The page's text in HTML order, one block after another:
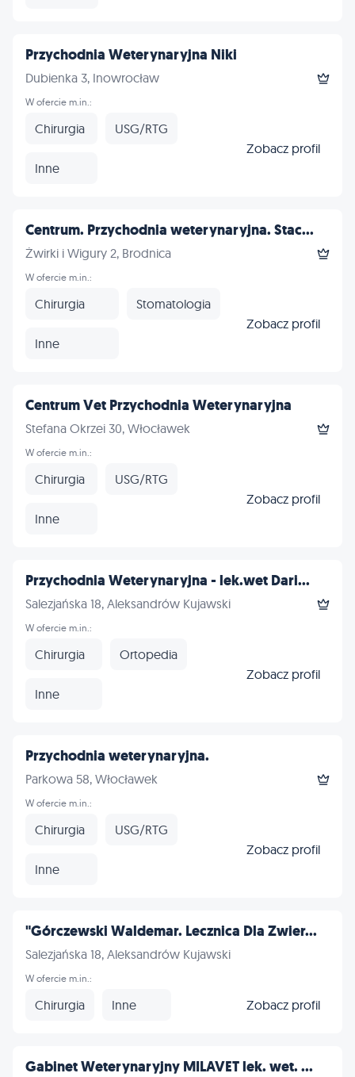
Przychodnia Weterynaryjna Niki
Dubienka 3, Inowrocław
W ofercie m.in.:
Chirurgia USG/RTG
Inne
Zobacz profil
Centrum. Przychodnia weterynaryjna. Stac...
Żwirki i Wigury 2, Brodnica
W ofercie m.in.:
Chirurgia Stomatologia
Inne
Zobacz profil
Centrum Vet Przychodnia Weterynaryjna
Stefana Okrzei 30, Włocławek
W ofercie m.in.:
Chirurgia USG/RTG
Inne
Zobacz profil
Przychodnia Weterynaryjna - lek.wet Dari...
Salezjańska 18, Aleksandrów Kujawski
W ofercie m.in.:
Chirurgia Ortopedia
Inne
Zobacz profil
Przychodnia weterynaryjna.
Parkowa 58, Włocławek
W ofercie m.in.:
Chirurgia USG/RTG
Inne
Zobacz profil
"Górczewski Waldemar. Lecznica Dla Zwier...
Salezjańska 18, Aleksandrów Kujawski
W ofercie m.in.:
Chirurgia Inne Zobacz profil
Gabinet Weterynaryjny MILAVET lek. wet. ...